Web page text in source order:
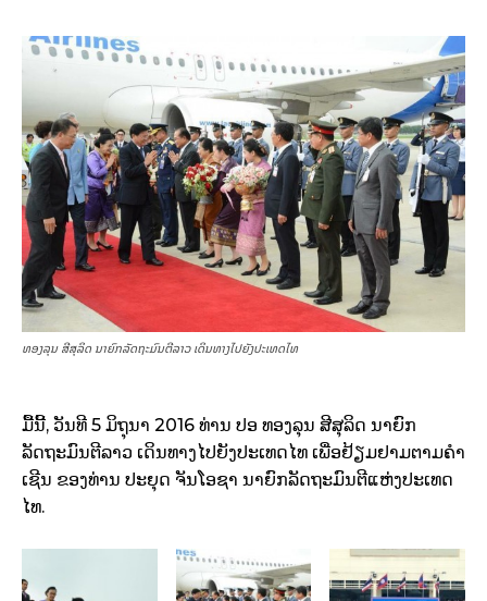
ທອງລຸນ ສີສຸລິດ ນາຍົກລັດຖະມົນຕີລາວ ເດິນທາງໄປຍັງປະເທດໄທ
ມື້ນີ້, ວັນທີ 5 ມິຖຸນາ 2016 ທ່ານ ປອ ທອງລຸນ ສີສຸລິດ ນາຍົກ
ລັດຖະມົນຕີລາວ ເດິນທາງໄປຍັງປະເທດໄທ ເພື່ອຢ້ຽມຢາມຕາມຄຳ
ເຊີນ ຂອງທ່ານ ປະຍຸດ ຈັນໂອຊາ ນາຍົກລັດຖະມົນຕີແຫ່ງປະເທດ
ໄທ.